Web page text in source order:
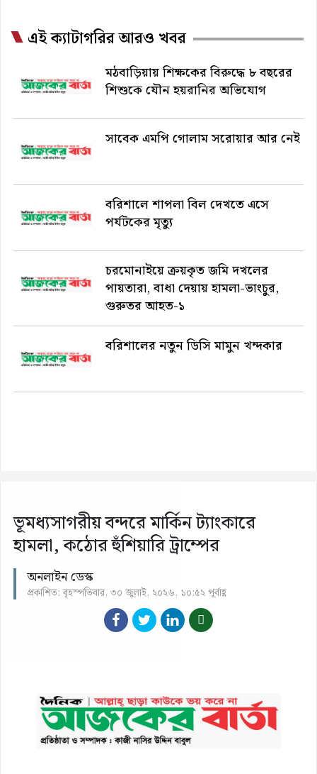
এই ক্যাটাগরির আরও খবর
মঠবাড়িয়ায় শিক্ষকের বিরুদ্ধে ৮ বছরের
শিশুকে যৌন হয়রানির অভিযোগ
সাবেক এমপি গোলাম সরোয়ার আর নেই
বরিশালে শাপলা বিল দেখতে এসে
পর্যটকের মৃত্যু
চরমোনাইয়ে ক্রয়কৃত জমি দখলের
পায়তারা, বাধা দেয়ায় হামলা-ভাংচুর,
গুরুতর আহত-১
বরিশালের নতুন ডিসি মামুন খন্দকার
ভূমধ্যসাগরীয় বন্দরে মার্কিন ট্যাংকারে
হামলা, কঠোর হুঁশিয়ারি ট্রাম্পের
অনলাইন ডেস্ক
প্রকাশিত: বৃহস্পতিবার, ৩০ জুলাই, ২০২৬, ১০:৫২ পূর্বাহ্ণ